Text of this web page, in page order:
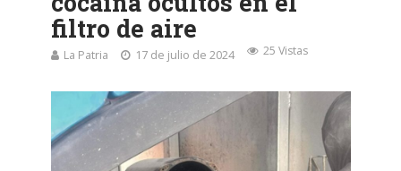
filtro de aire
La Patria 17 de julio de 2024 25 Vistas